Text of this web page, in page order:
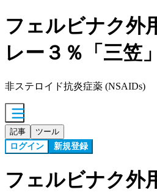
フェルビナク外
レー３％「三笠」
非ステロイド抗炎症薬 (NSAIDs)
記事 ツール
ログイン 新規登録
フェルビナク外